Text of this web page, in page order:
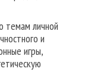
темам личной
и
игры,